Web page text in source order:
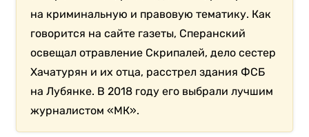
на криминальную и правовую тематику. Как
говорится на сайте газеты, Сперанский
освещал отравление Скрипалей, дело сестер
Хачатурян и их отца, расстрел здания ФСБ
на Лубянке. В 2018 году его выбрали лучшим
журналистом «МК».